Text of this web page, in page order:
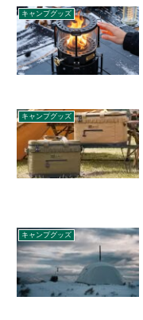
キャンプグッズ
キャンプグッズ
キャンプグッズ